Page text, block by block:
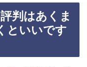
判はあくま
といいです